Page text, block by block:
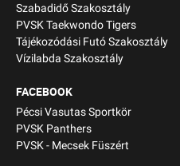
Szabadidő Szakosztály
PVSK Taekwondo Tigers
Tájékozódási Futó Szakosztály
Vízilabda Szakosztály
FACEBOOK
Pécsi Vasutas Sportkör
PVSK Panthers
PVSK - Mecsek Füszért